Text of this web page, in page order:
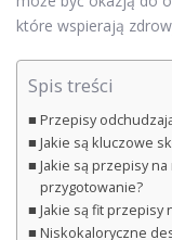
które wspierają
Spis treści
Przepisy
Jakie są kluczowe
Jakie są przepisy
przygotowanie?
Jakie są fit przepisy
Niskokaloryczne